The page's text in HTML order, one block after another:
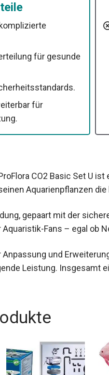
für gesunde
für
CO2 Basic Set U
Aquarienpflanzen
gepaart mit der
Fans – egal ob
und
Leistung. Insgesamt